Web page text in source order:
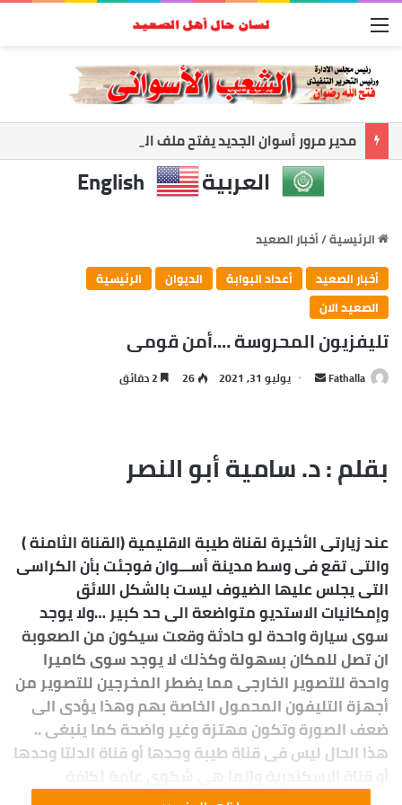
القائمة
العربية English
الرئيسية/أخبار الصعيد
أخبار الصعيد
أعداد البوابة الديوان
الرئيسية
الصعيد الان
تليفزيون المحروسة ….أمن قومى
Fathalla
أرسل يوليو 31, 2021 26
بقلم : د. سامية أبو النصر
عند زيارتى الأخيرة لقناة طيبة الاقليمية (القناة الثامنة )
والتى تقع فى وسط مدينة أســـوان فوجئت بأن الكراسى
التى يجلس عليها الضيوف ليست بالشكل اللائق
وإمكانيات الاستديو متواضعة الى حد كبير …ولا يوجد
سوى سيارة واحدة لو حادثة وقعت سيكون من الصعوبة
ان تصل للمكان بسهولة وكذلك لا يوجد سوى كاميرا
واحدة للتصوير الخارجى مما يضطر المخرجين للتصوير من
أجهزة التليفون المحمول الخاصة بهم وهذا يؤدى الى
ضعف الصورة وتكون مهتزة وغير واضحة كما ينبغى ..
هذا الحال ليس فى قناة طيبة وحدها أو قناة الدلتا وحدها
أو قناة الاسكندرية وإنما هى شكوى عامة لكافة